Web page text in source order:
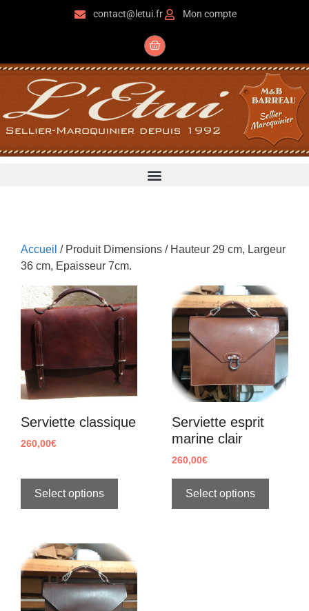
contact@letui.fr Mon compte
Accueil / Produit Dimensions / Hauteur 29 cm, Largeur
36 cm, Epaisseur 7cm.
Serviette classique
260,00€
Select options
Serviette esprit
marine clair
260,00€
Select options